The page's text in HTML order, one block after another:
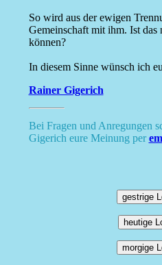
So wird aus der ewigen
Gemeinschaft mit ihm. Ist das
können?
In diesem Sinne wünsch ich
Rainer Gigerich
Bei Fragen und Anregungen
Gigerich eure Meinung per
gestrige
heutige
morgige